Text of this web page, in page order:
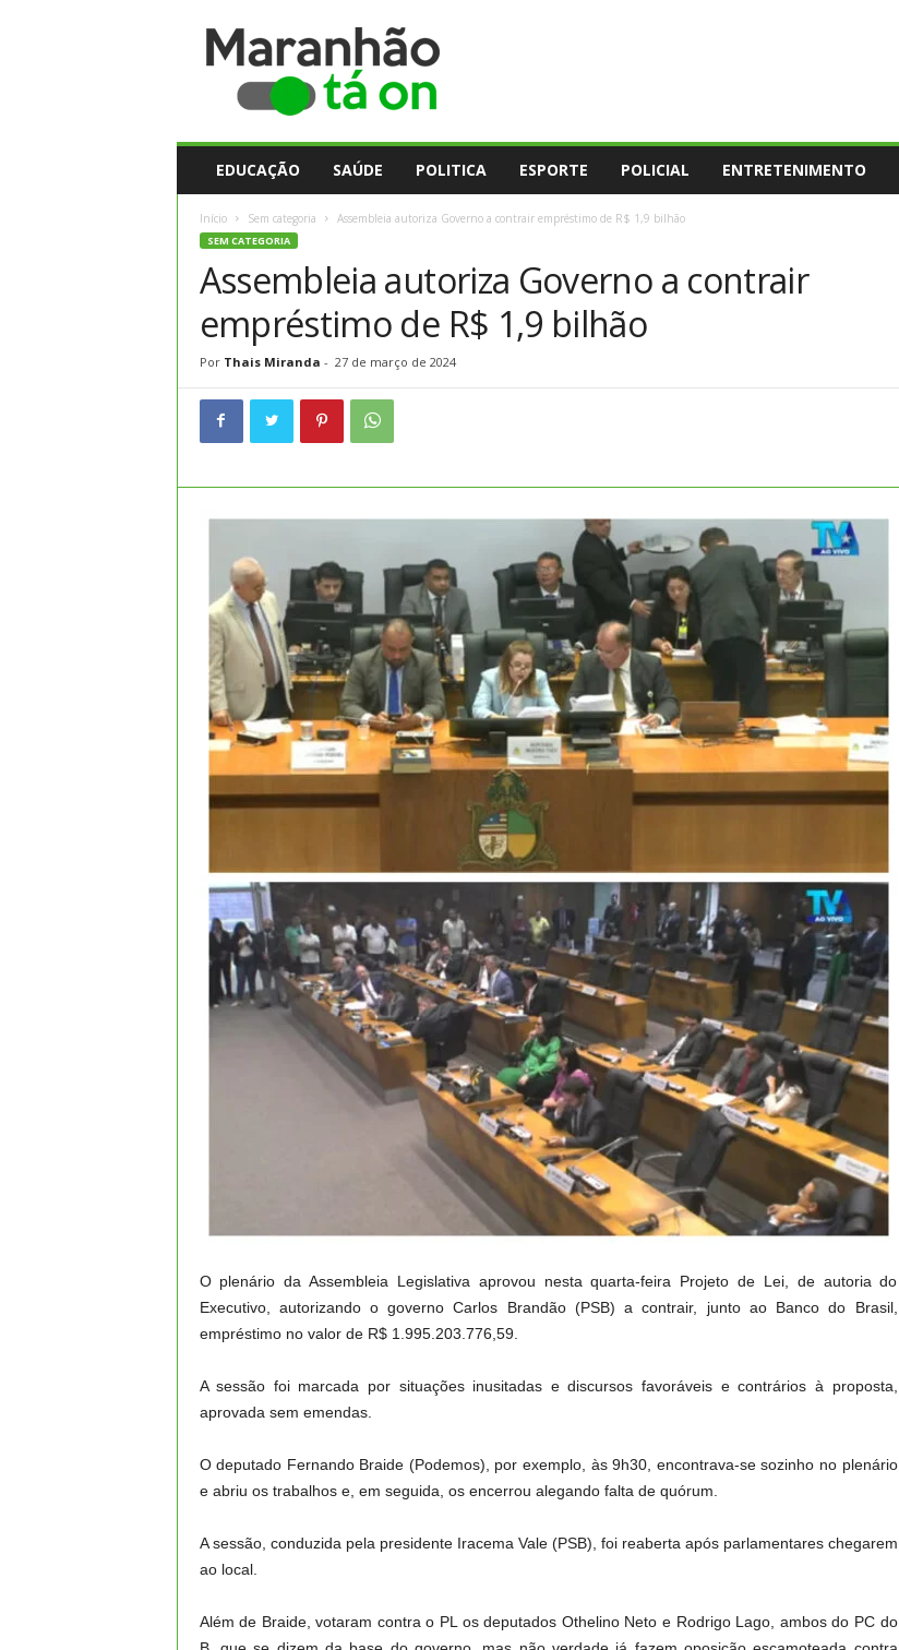
EDUCAÇÃO SAÚDE POLITICA ESPORTE POLICIAL ENTRETENIMENTO
Início Sem categoria Assembleia autoriza Governo a contrair empréstimo de R$ 1,9 bilhão
SEM CATEGORIA
Assembleia autoriza Governo a contrair
empréstimo de R$ 1,9 bilhão
Por Thais Miranda - 27 de março de 2024
O plenário da Assembleia Legislativa aprovou nesta quarta-feira Projeto de Lei, de autoria do
Executivo, autorizando o governo Carlos Brandão (PSB) a contrair, junto ao Banco do Brasil,
empréstimo no valor de R$ 1.995.203.776,59.
A sessão foi marcada por situações inusitadas e discursos favoráveis e contrários à proposta,
aprovada sem emendas.
O deputado Fernando Braide (Podemos), por exemplo, às 9h30, encontrava-se sozinho no plenário
e abriu os trabalhos e, em seguida, os encerrou alegando falta de quórum.
A sessão, conduzida pela presidente Iracema Vale (PSB), foi reaberta após parlamentares chegarem
ao local.
Além de Braide, votaram contra o PL os deputados Othelino Neto e Rodrigo Lago, ambos do PC do